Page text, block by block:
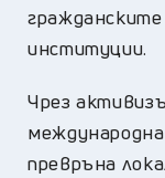
институции.
Чрез
превръна